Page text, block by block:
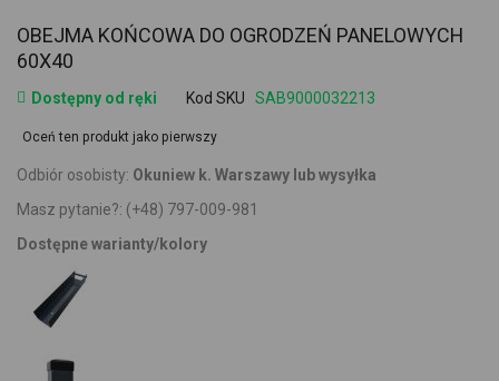
OBEJMA KOŃCOWA DO OGRODZEŃ PANELOWYCH
60X40
Dostępny od ręki Kod SKU SAB9000032213
Oceń ten produkt jako pierwszy
Odbiór osobisty: Okuniew k. Warszawy lub wysyłka
Masz pytanie?: (+48) 797-009-981
Dostępne warianty/kolory